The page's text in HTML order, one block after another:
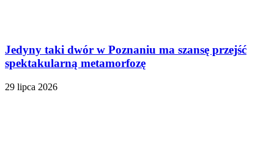
Jedyny taki dwór w Poznaniu ma szansę przejść
spektakularną metamorfozę
29 lipca 2026